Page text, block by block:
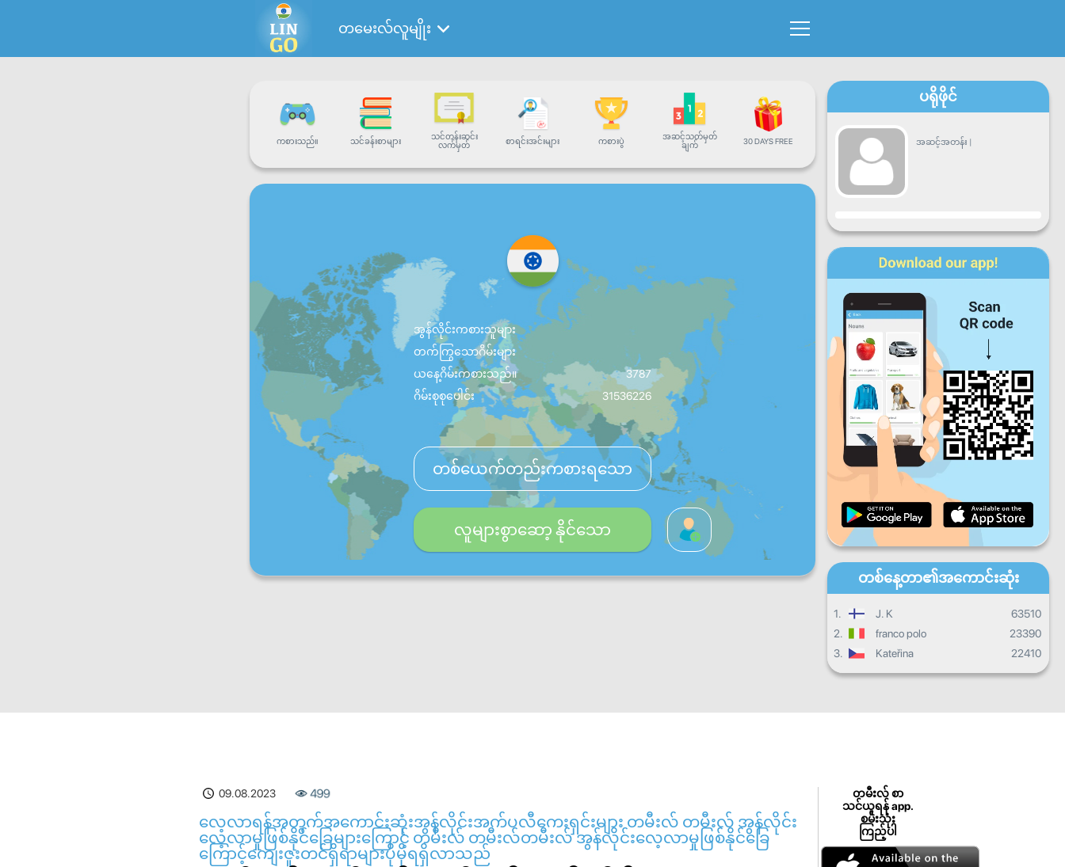
တမေးလ်လူမျိုး
ကစားသည်။ သင်ခန်းစာများ
သင်တန်းဆင်း
လက်မှတ်
စာရင်းအင်းများ ကစားပွဲ
အဆင့်သတ်မှတ်
ချက်
30 DAYS FREE
အွန်လိုင်းကစားသူများ
တက်ကြွသောဂိမ်းများ
ယနေ့ဂိမ်းကစားသည်။
3787
ဂိမ်းစုစုပေါင်း
31536226
တစ်ယေက်တည်းကစားရသော
လူများစွာဆော့ နိုင်သော
ပရိုဖိုင်
အဆင့်အတန်း |
တိုးတက်မှု
တနင်္လာ ဗုဒ္ဓဟူး ကြာသာ
သောကြာ စနေ တနင်္ဂနွေ
နေ့စဉ်တိုးတက်မှု
လစဉ်တိုးတက်မှု
သင်တန်းဆင်းလက်မှတ်
ယေဘုယျတိုးတက်မှု
တစ်နေ့တာ၏အကောင်းဆုံး
1. J. K
63510
2.
franco polo
23390
3.
Kateřina 22410
09.08.2023 499
လေ့လာရန်အတွက်အကောင်းဆုံးအွန်လိုင်းအက်ပလီကေးရှင်းများ တမီးလ် တမီးလ် အွန်လိုင်း
လေ့လာမှုဖြစ်နိုင်ခြေများကြောင့် တမီးလ် တမီးလ်တမီးလ် အွန်လိုင်းလေ့လာမှုဖြစ်နိုင်ခြေ
ကြောင့်ကျေးဇူးတင်ရှိရာများပိုမိုရရှိလာသည်
တမီးလ် စာ
သင်ယူရန် app.
စမ်းသုံး
ကြည့်ပါ